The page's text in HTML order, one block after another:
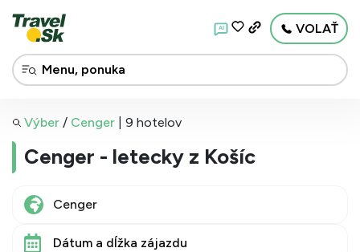
AI VOLAŤ
Výber / Cenger 9 hotelov
Cenger - letecky z Košíc
Dátum a dĺžka zájazdu